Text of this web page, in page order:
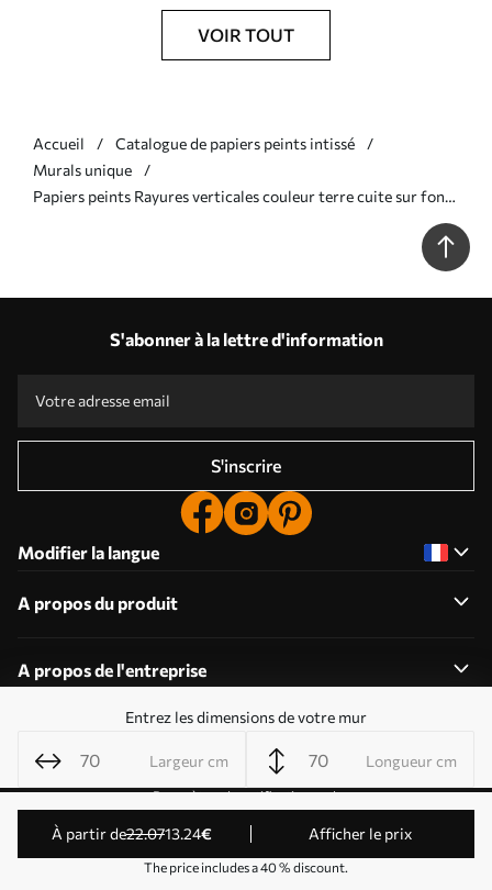
Entrez les dimensions de votre mur
Largeur cm Longueur cm
à partir de22.0713.24€ Afficher le prix
The price includes a 40 % discount.
VOIR TOUT
Accueil
Catalogue de papiers peints intissé
Murals unique
Papiers peints Rayures verticales couleur terre cuite sur fond
S'abonner à la lettre d'information
S'inscrire
Modifier la langue
A propos du produit
A propos de l'entreprise
Modifier les autorisations relatives aux cookies
Paramètres de notification push
© 2011-2026 Uwalls . Tous droits réservés. Exploité par
KLW Sp. z o.o. Numéro de TVA : PL9223057591.